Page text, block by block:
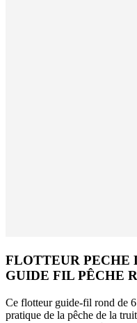
FLOTTEUR PECHE
GUIDE FIL PÊCHE
Ce flotteur guide-fil rond de
pratique de la pêche de la